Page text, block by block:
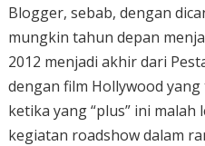
Blogger, sebab, dengan
mungkin tahun depan
2012 menjadi akhir dari
dengan film Hollywood
ketika yang “plus” ini
kegiatan roadshow dalam